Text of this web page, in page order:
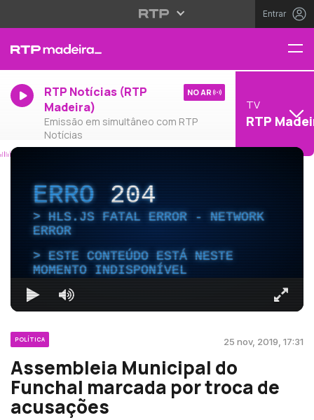
Entrar
RTP Notícias (RTP
Madeira)
Emissão em simultâneo com RTP
Notícias
NO AR
TV
RTP
ERRO204
HLS.JS FATAL ERROR - NETWORK
ERROR
ESTE CONTEÚDO ESTÁ NESTE
MOMENTO INDISPONÍVEL
POLÍTICA 25 nov, 2019, 17:31
Assembleia Municipal do
Funchal marcada por troca de
acusações